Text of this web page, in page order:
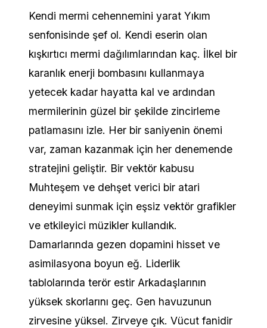
Kendi mermi cehennemini yarat Yıkım
senfonisinde şef ol. Kendi eserin olan
kışkırtıcı mermi dağılımlarından kaç. İlkel bir
karanlık enerji bombasını kullanmaya
yetecek kadar hayatta kal ve ardından
mermilerinin güzel bir şekilde zincirleme
patlamasını izle. Her bir saniyenin önemi
var, zaman kazanmak için her denemende
stratejini geliştir. Bir vektör kabusu
Muhteşem ve dehşet verici bir atari
deneyimi sunmak için eşsiz vektör grafikler
ve etkileyici müzikler kullandık.
Damarlarında gezen dopamini hisset ve
asimilasyona boyun eğ. Liderlik
tablolarında terör estir Arkadaşlarının
yüksek skorlarını geç. Gen havuzunun
zirvesine yüksel. Zirveye çık. Vücut fanidir